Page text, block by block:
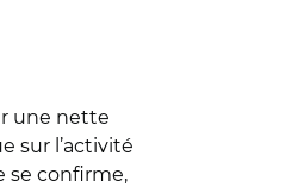
une nette
sur l’activité
se confirme,